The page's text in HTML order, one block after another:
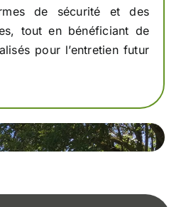
de sécurité et des
tout en bénéficiant de
pour l’entretien futur